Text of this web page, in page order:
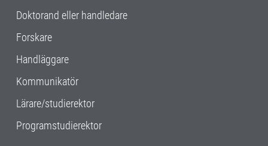
Doktorand eller handledare
Forskare
Handläggare
Kommunikatör
Lärare/studierektor
Programstudierektor